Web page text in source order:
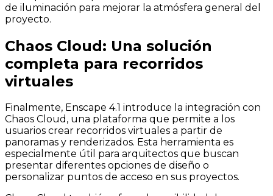
de iluminación para mejorar la atmósfera general del
proyecto.
Chaos Cloud: Una solución
completa para recorridos
virtuales
Finalmente, Enscape 4.1 introduce la integración con
Chaos Cloud, una plataforma que permite a los
usuarios crear recorridos virtuales a partir de
panoramas y renderizados. Esta herramienta es
especialmente útil para arquitectos que buscan
presentar diferentes opciones de diseño o
personalizar puntos de acceso en sus proyectos.